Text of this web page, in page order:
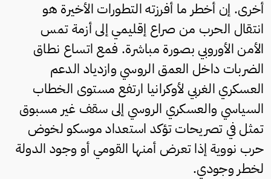
أخرى. إن أخطر ما أفرزته التطورات الأخيرة هو
انتقال الحرب من صراع إقليمي إلى أزمة تمس
الأمن الأوروبي بصورة مباشرة. فمع اتساع نطاق
الضربات داخل العمق الروسي وازدياد الدعم
العسكري الغربي لأوكرانيا ارتفع مستوى الخطاب
السياسي والعسكري الروسي إلى سقف غير مسبوق
تمثل في تصريحات تؤكد استعداد موسكو لخوض
حرب نووية إذا تعرض أمنها القومي أو وجود الدولة
لخطر وجودي.